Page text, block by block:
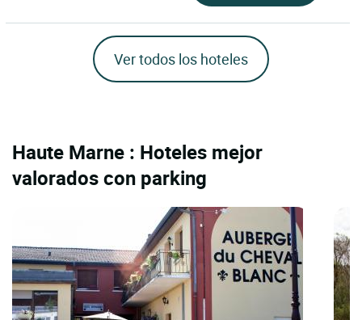
Ver todos los hoteles
Haute Marne : Hoteles mejor
valorados con parking